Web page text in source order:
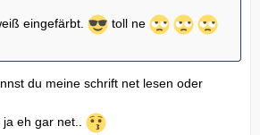
eingefärbt. toll ne
du meine schrift net lesen oder
eh gar net..